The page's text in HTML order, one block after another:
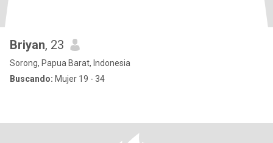
Briyan, 23
Sorong, Papua Barat, Indonesia
Buscando: Mujer 19 - 34